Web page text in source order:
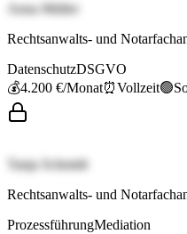
Anna Müller
Rechtsanwalts- und
DatenschutzDSGVO
💰4.200 €/Monat⏰Vollzeit🟢
Tanja Schmidt
Rechtsanwalts- und
ProzessführungMediation